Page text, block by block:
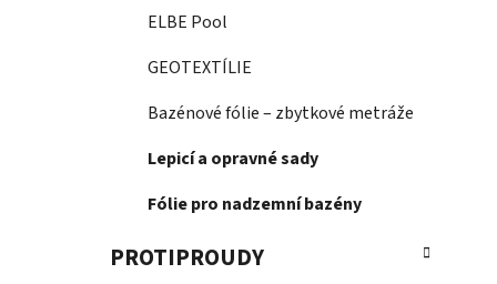
ELBE Pool
GEOTEXTÍLIE
Bazénové fólie – zbytkové metráže
Lepicí a opravné sady
Fólie pro nadzemní bazény
PROTIPROUDY